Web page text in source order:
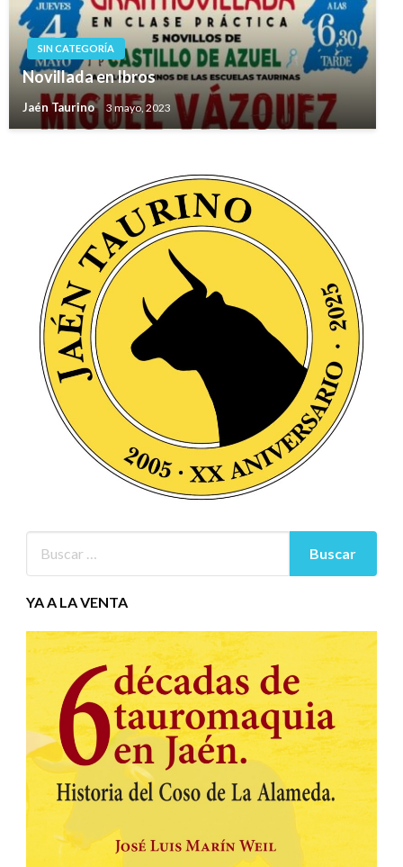
SIN CATEGORÍA
Novillada en Ibros
Jaén Taurino 3 mayo, 2023
YA A LA VENTA